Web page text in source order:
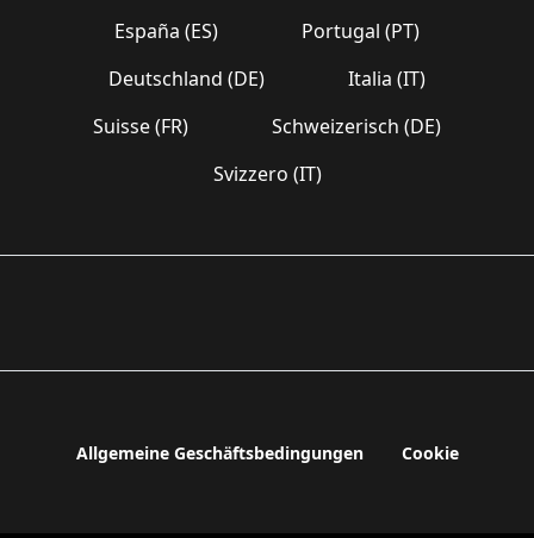
España (ES)
Portugal (PT)
Deutschland (DE)
Italia (IT)
Suisse (FR)
Schweizerisch (DE)
Svizzero (IT)
Allgemeine Geschäftsbedingungen Cookie